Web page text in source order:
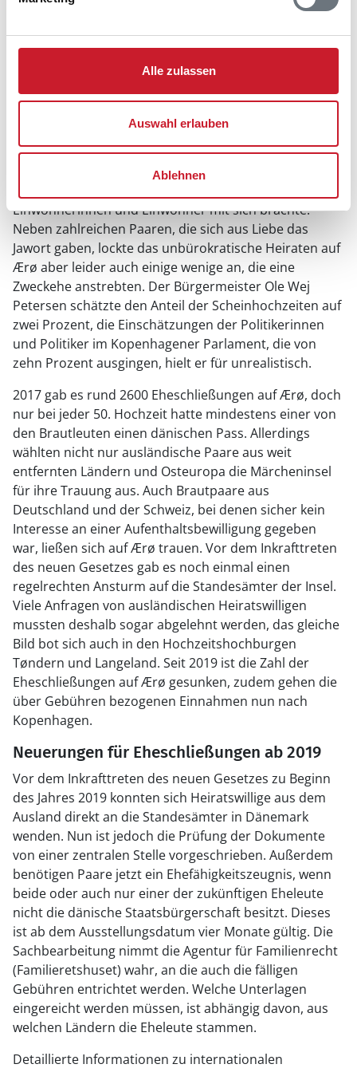
Alle zulassen
Auswahl erlauben
Ablehnen
Lediglich die Pässe und gegebenenfalls
gesellten sich moderate Kosten und sehr kurze
Wartefristen von nur wenigen Tagen. Zudem bietet die
ihrem malerischen Hauptort Ærøskøbing und ihren
romantischen Stränden. Nicht zuletzt deswegen hatte
sich auf Ærø ein reger Hochzeitstourismus entwickelt,
Einwohnerinnen und Einwohner mit sich brachte.
Neben zahlreichen Paaren, die sich aus Liebe das
Jawort gaben, lockte das unbürokratische Heiraten auf
Ærø aber leider auch einige wenige an, die eine
Zweckehe anstrebten. Der Bürgermeister Ole Wej
Petersen schätzte den Anteil der Scheinhochzeiten auf
zwei Prozent, die Einschätzungen der Politikerinnen
und Politiker im Kopenhagener Parlament, die von
zehn Prozent ausgingen, hielt er für unrealistisch.
2017 gab es rund 2600 Eheschließungen auf Ærø, doch
nur bei jeder 50. Hochzeit hatte mindestens einer von
den Brautleuten einen dänischen Pass. Allerdings
wählten nicht nur ausländische Paare aus weit
entfernten Ländern und Osteuropa die Märcheninsel
für ihre Trauung aus. Auch Brautpaare aus
Deutschland und der Schweiz, bei denen sicher kein
Interesse an einer Aufenthaltsbewilligung gegeben
war, ließen sich auf Ærø trauen. Vor dem Inkrafttreten
des neuen Gesetzes gab es noch einmal einen
regelrechten Ansturm auf die Standesämter der Insel.
Viele Anfragen von ausländischen Heiratswilligen
mussten deshalb sogar abgelehnt werden, das gleiche
Bild bot sich auch in den Hochzeitshochburgen
Tøndern und Langeland. Seit 2019 ist die Zahl der
Eheschließungen auf Ærø gesunken, zudem gehen die
über Gebühren bezogenen Einnahmen nun nach
Kopenhagen.
Neuerungen für Eheschließungen ab 2019
Vor dem Inkrafttreten des neuen Gesetzes zu Beginn
des Jahres 2019 konnten sich Heiratswillige aus dem
Ausland direkt an die Standesämter in Dänemark
wenden. Nun ist jedoch die Prüfung der Dokumente
von einer zentralen Stelle vorgeschrieben. Außerdem
benötigen Paare jetzt ein Ehefähigkeitszeugnis, wenn
beide oder auch nur einer der zukünftigen Eheleute
nicht die dänische Staatsbürgerschaft besitzt. Dieses
ist ab dem Ausstellungsdatum vier Monate gültig. Die
Sachbearbeitung nimmt die Agentur für Familienrecht
(Familieretshuset) wahr, an die auch die fälligen
Gebühren entrichtet werden. Welche Unterlagen
eingereicht werden müssen, ist abhängig davon, aus
welchen Ländern die Eheleute stammen.
Detaillierte Informationen zu internationalen